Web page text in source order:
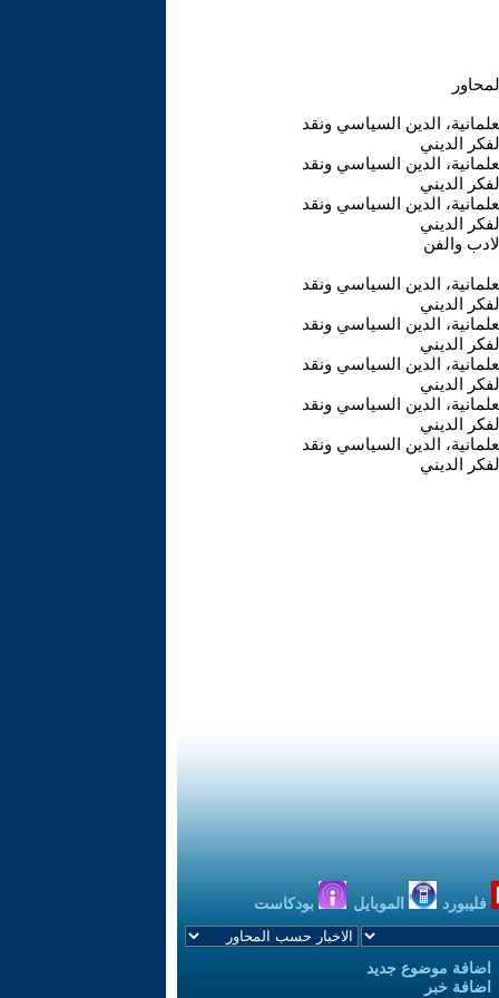
الدين السياسي ونقد
الديني
الدين السياسي ونقد
الديني
الدين السياسي ونقد
الديني
والفن
الدين السياسي ونقد
الديني
الدين السياسي ونقد
الديني
الدين السياسي ونقد
الديني
الدين السياسي ونقد
الديني
الدين السياسي ونقد
الديني
فليبورد الموبايل بودكاست
اضافة موضوع جديد
اضافة خبر